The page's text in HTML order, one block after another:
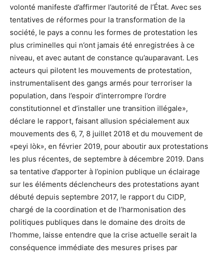
volonté manifeste d’affirmer l’autorité de l’État. Avec ses
tentatives de réformes pour la transformation de la
société, le pays a connu les formes de protestation les
plus criminelles qui n’ont jamais été enregistrées à ce
niveau, et avec autant de constance qu’auparavant. Les
acteurs qui pilotent les mouvements de protestation,
instrumentalisent des gangs armés pour terroriser la
population, dans l’espoir d’interrompre l’ordre
constitutionnel et d’installer une transition illégale»,
déclare le rapport, faisant allusion spécialement aux
mouvements des 6, 7, 8 juillet 2018 et du mouvement de
«peyi lòk», en février 2019, pour aboutir aux protestations
les plus récentes, de septembre à décembre 2019. Dans
sa tentative d’apporter à l’opinion publique un éclairage
sur les éléments déclencheurs des protestations ayant
débuté depuis septembre 2017, le rapport du CIDP,
chargé de la coordination et de l’harmonisation des
politiques publiques dans le domaine des droits de
l’homme, laisse entendre que la crise actuelle serait la
conséquence immédiate des mesures prises par